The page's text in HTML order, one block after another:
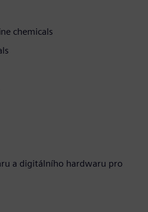
chemicals
a digitálního hardwaru pro